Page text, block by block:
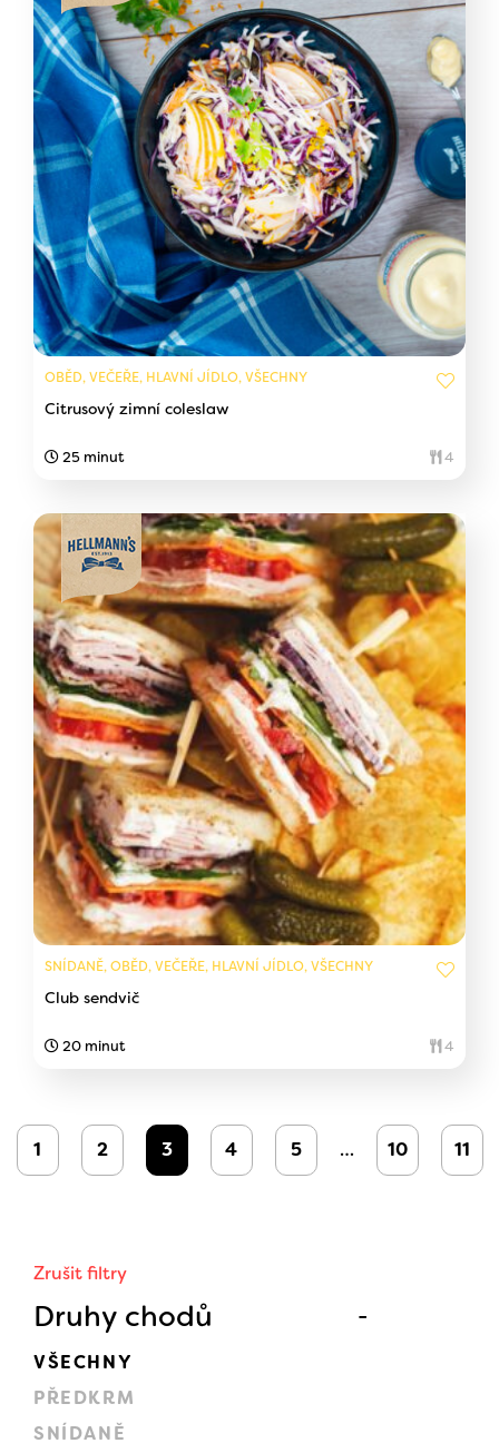
Zrušit filtry
Druhy chodů
VŠECHNY
PŘEDKRM
SNÍDANĚ
OBĚD, VEČEŘE, HLAVNÍ JÍDLO, VŠECHNY
Citrusový zimní coleslaw
25 minut 4
SNÍDANĚ, OBĚD, VEČEŘE, HLAVNÍ JÍDLO, VŠECHNY
Club sendvič
20 minut 4
1 2 3 4 5 … 10 11